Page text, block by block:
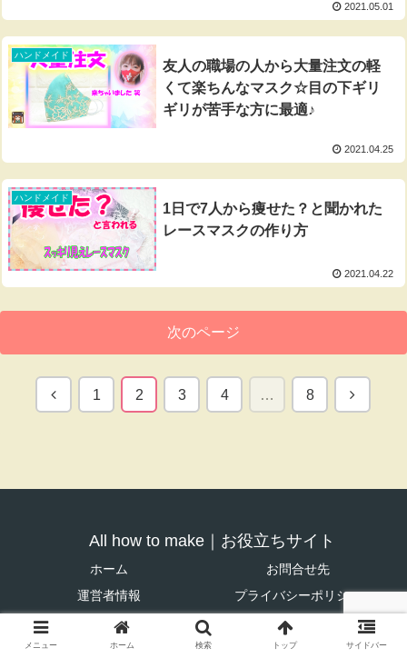
2021.05.01
ハンドメイド
友人の職場の人から大量注文の軽
くて楽ちんなマスク☆目の下ギリ
ギリが苦手な方に最適♪
2021.04.25
ハンドメイド
1日で7人から痩せた？と聞かれた
レースマスクの作り方
2021.04.22
次のページ
前 1 2 3 4 … 8 次
All how to make｜お役立ちサイト
ホーム
お問合せ先
運営者情報
プライバシーポリシー
© 2019 All how to make｜お役立ちサイト.
メニュー ホーム 検索 トップ サイドバー